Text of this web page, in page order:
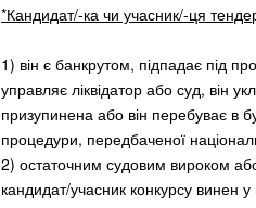
*Кандидат/-ка чи учасник/-ця
1) він є банкрутом, підпадає під
управляє ліквідатор або суд, він
призупинена або він перебуває в
процедури, передбаченої
2) остаточним судовим вироком
кандидат/учасник конкурсу винен